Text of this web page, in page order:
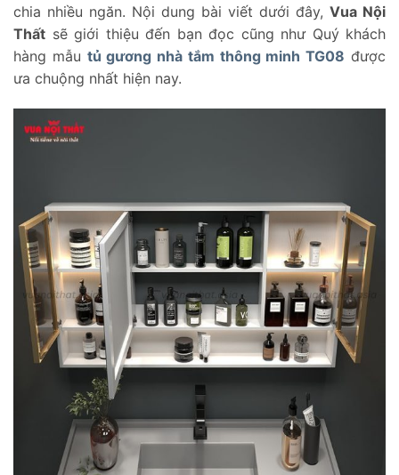
chia nhiều ngăn. Nội dung bài viết dưới đây, Vua Nội
Thất sẽ giới thiệu đến bạn đọc cũng như Quý khách
hàng mẫu tủ gương nhà tắm thông minh TG08 được
ưa chuộng nhất hiện nay.